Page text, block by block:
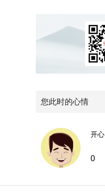
您此时的心情
开心
0